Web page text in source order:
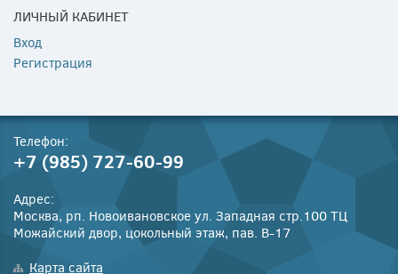
ЛИЧНЫЙ КАБИНЕТ
Вход
Регистрация
Телефон:
+7 (985) 727-60-99
Адрес:
Москва, рп. Новоивановское ул. Западная стр.100 ТЦ
Можайский двор, цокольный этаж, пав. В-17
Карта сайта